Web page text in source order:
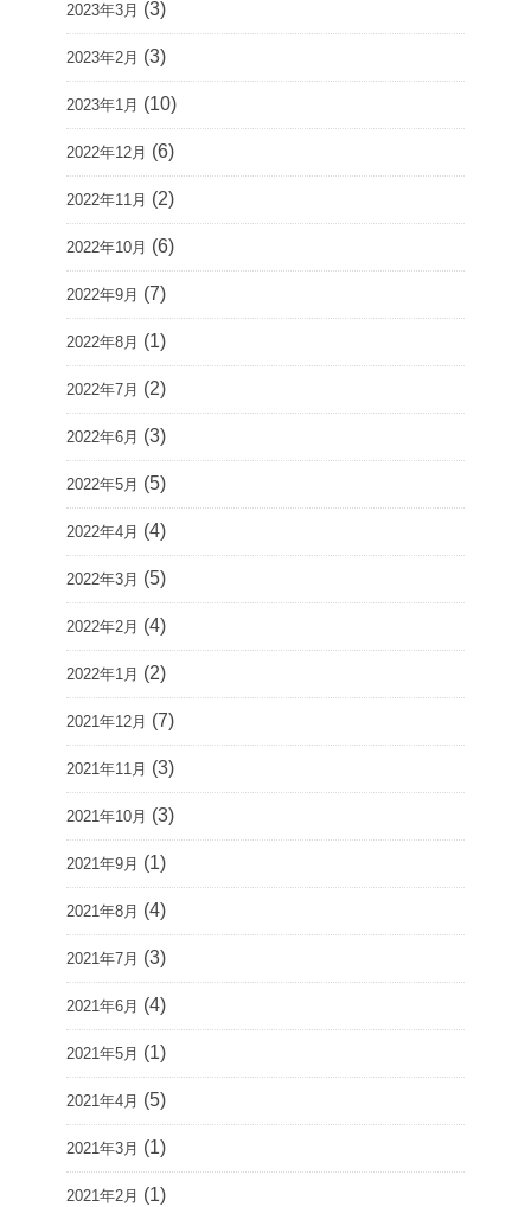
2023年3月 (3)
2023年2月 (3)
2023年1月 (10)
2022年12月 (6)
2022年11月 (2)
2022年10月 (6)
2022年9月 (7)
2022年8月 (1)
2022年7月 (2)
2022年6月 (3)
2022年5月 (5)
2022年4月 (4)
2022年3月 (5)
2022年2月 (4)
2022年1月 (2)
2021年12月 (7)
2021年11月 (3)
2021年10月 (3)
2021年9月 (1)
2021年8月 (4)
2021年7月 (3)
2021年6月 (4)
2021年5月 (1)
2021年4月 (5)
2021年3月 (1)
2021年2月 (1)